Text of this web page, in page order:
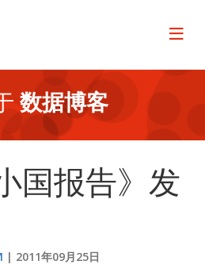
Page
数据博客
国报告》发
2011年09月25日